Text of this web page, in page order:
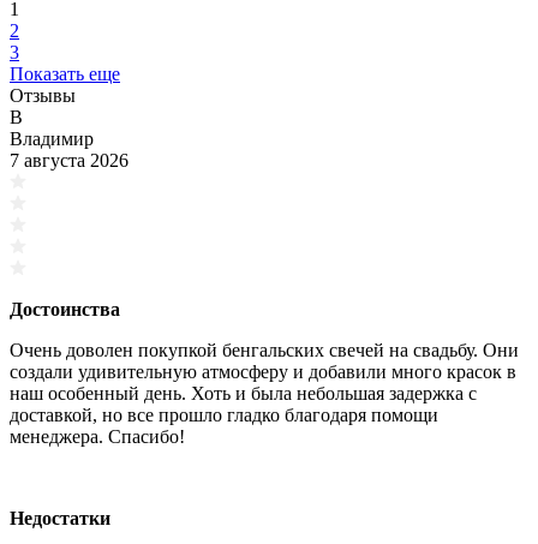
1
2
3
Показать еще
Отзывы
В
Владимир
7 августа 2026
Достоинства
Очень доволен покупкой бенгальских свечей на свадьбу. Они
создали удивительную атмосферу и добавили много красок в
наш особенный день. Хоть и была небольшая задержка с
доставкой, но все прошло гладко благодаря помощи
менеджера. Спасибо!
Недостатки